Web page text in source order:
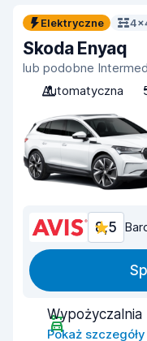
Elektryczne
Skoda Enyaq
lub podobne
Automatyczna
8,5
Wypożyczalnia
Pokaż